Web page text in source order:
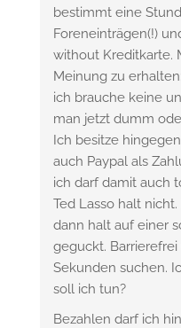
bestimmt eine
Foreneinträgen(!)
without Kreditkarte.
Meinung zu
ich brauche keine
man jetzt dumm
Ich besitze
auch Paypal als
ich darf damit auch
Ted Lasso halt
dann halt auf einer
geguckt.
Sekunden suchen.
soll ich tun?
Bezahlen darf ich